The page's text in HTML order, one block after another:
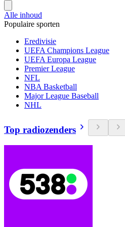
Alle inhoud
Populaire sporten
Eredivisie
UEFA Champions League
UEFA Europa League
Premier League
NFL
NBA Basketball
Major League Baseball
NHL
Top radiozenders